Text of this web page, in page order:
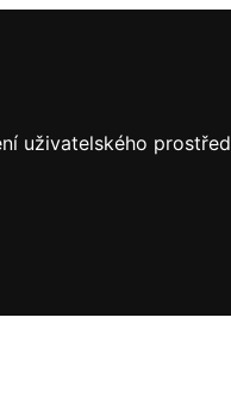
uživatelského